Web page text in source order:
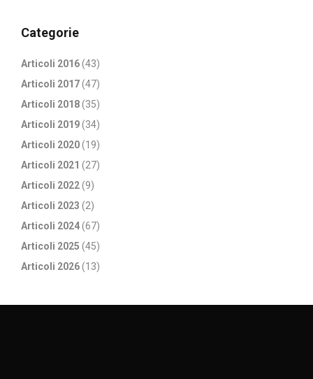
Categorie
Articoli 2016(43)
Articoli 2017(47)
Articoli 2018(35)
Articoli 2019(34)
Articoli 2020(19)
Articoli 2021 (27)
Articoli 2022(9)
Articoli 2023 (2)
Articoli 2024(67)
Articoli 2025 (45)
Articoli 2026(13)